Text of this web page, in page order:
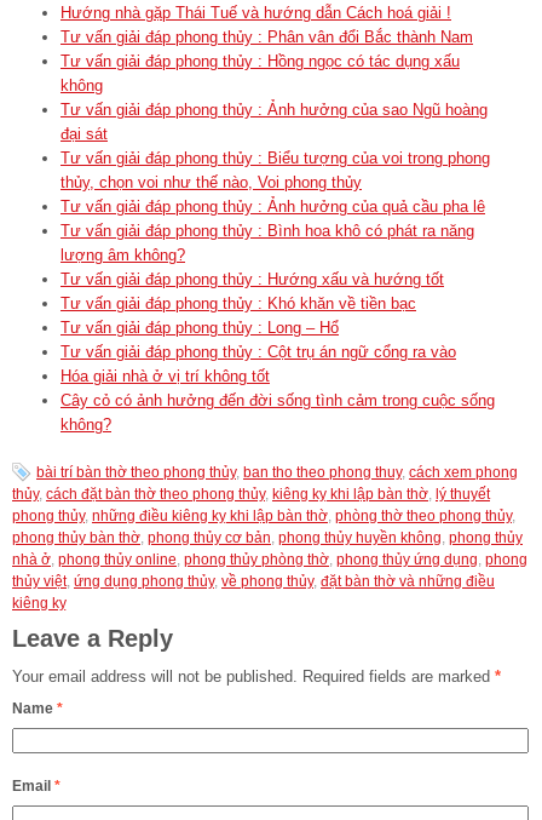
Hướng nhà gặp Thái Tuế và hướng dẫn Cách hoá giải !
Tư vấn giải đáp phong thủy : Phân vân đổi Bắc thành Nam
Tư vấn giải đáp phong thủy : Hồng ngọc có tác dụng xấu
không
Tư vấn giải đáp phong thủy : Ảnh hưởng của sao Ngũ hoàng
đại sát
Tư vấn giải đáp phong thủy : Biểu tượng của voi trong phong
thủy, chọn voi như thế nào, Voi phong thủy
Tư vấn giải đáp phong thủy : Ảnh hưởng của quả cầu pha lê
Tư vấn giải đáp phong thủy : Bình hoa khô có phát ra năng
lượng âm không?
Tư vấn giải đáp phong thủy : Hướng xấu và hướng tốt
Tư vấn giải đáp phong thủy : Khó khăn về tiền bạc
Tư vấn giải đáp phong thủy : Long – Hổ
Tư vấn giải đáp phong thủy : Cột trụ án ngữ cổng ra vào
Hóa giải nhà ở vị trí không tốt
Cây cỏ có ảnh hưởng đến đời sống tình cảm trong cuộc sống
không?
bài trí bàn thờ theo phong thủy, ban tho theo phong thuy, cách xem phong
thủy, cách đặt bàn thờ theo phong thủy, kiêng kỵ khi lập bàn thờ lý thuyết
phong thủy, những điều kiêng kỵ khi lập bàn thờ phòng thờ theo phong thủy,
phong thủy bàn thờ phong thủy cơ bản phong thủy huyền không phong thủy
nhà ở phong thủy online phong thủy phòng thờ phong thủy ứng dụng phong
thủy việt, ứng dụng phong thủy, về phong thủy, đặt bàn thờ và những điều
kiêng kỵ
Leave a Reply
Your email address will not be published. Required fields are marked *
Name *
Email *